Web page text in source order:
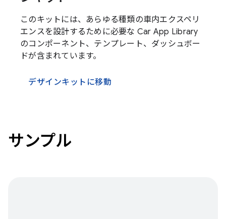
このキットには、あらゆる種類の車内エクスペリ
エンスを設計するために必要な Car App Library
のコンポーネント、テンプレート、ダッシュボー
ドが含まれています。
デザインキットに移動
サンプル